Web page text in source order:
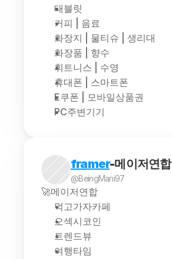
태블릿
커피 | 음료
화장지 | 물티슈 | 생리대
화장품 | 향수
휘트니스 | 수영
휴대폰 | 스마트폰
E쿠폰 | 모바일상품권
PC주변기기
framer-메이저연합
@BeingMani97
🚀메이저연합
먹고가자카페
오섹시코인
트렌드뷰
여행타임